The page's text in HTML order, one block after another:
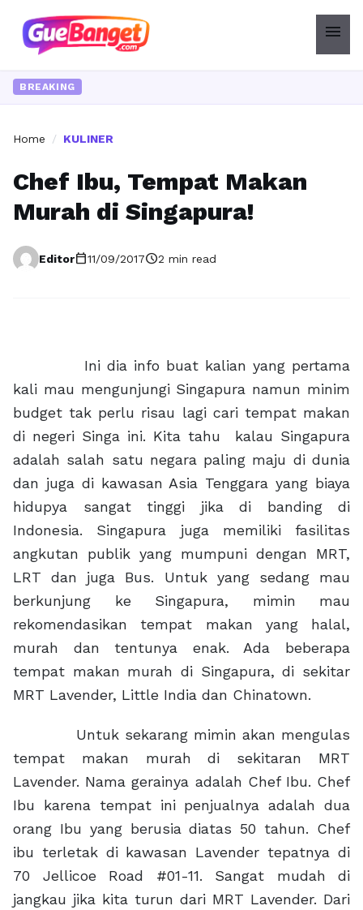
menu
BREAKING
Home / KULINER
Chef Ibu, Tempat Makan
Murah di Singapura!
Editorcalendar_today11/09/2017schedule2 min read
Ini dia info buat kalian yang pertama
kali mau mengunjungi Singapura namun minim
budget tak perlu risau lagi cari tempat makan
di negeri Singa ini. Kita tahu kalau Singapura
adalah salah satu negara paling maju di dunia
dan juga di kawasan Asia Tenggara yang biaya
hidupya sangat tinggi jika di banding di
Indonesia. Singapura juga memiliki fasilitas
angkutan publik yang mumpuni dengan MRT,
LRT dan juga Bus. Untuk yang sedang mau
berkunjung ke Singapura, mimin mau
rekomendasikan tempat makan yang halal,
murah dan tentunya enak. Ada beberapa
tempat makan murah di Singapura, di sekitar
MRT Lavender, Little India dan Chinatown.
Untuk sekarang mimin akan mengulas
tempat makan murah di sekitaran MRT
Lavender. Nama gerainya adalah Chef Ibu. Chef
Ibu karena tempat ini penjualnya adalah dua
orang Ibu yang berusia diatas 50 tahun. Chef
ibu terletak di kawasan Lavender tepatnya di
70 Jellicoe Road #01-11. Sangat mudah di
jangkau jika kita turun dari MRT Lavender. Dari